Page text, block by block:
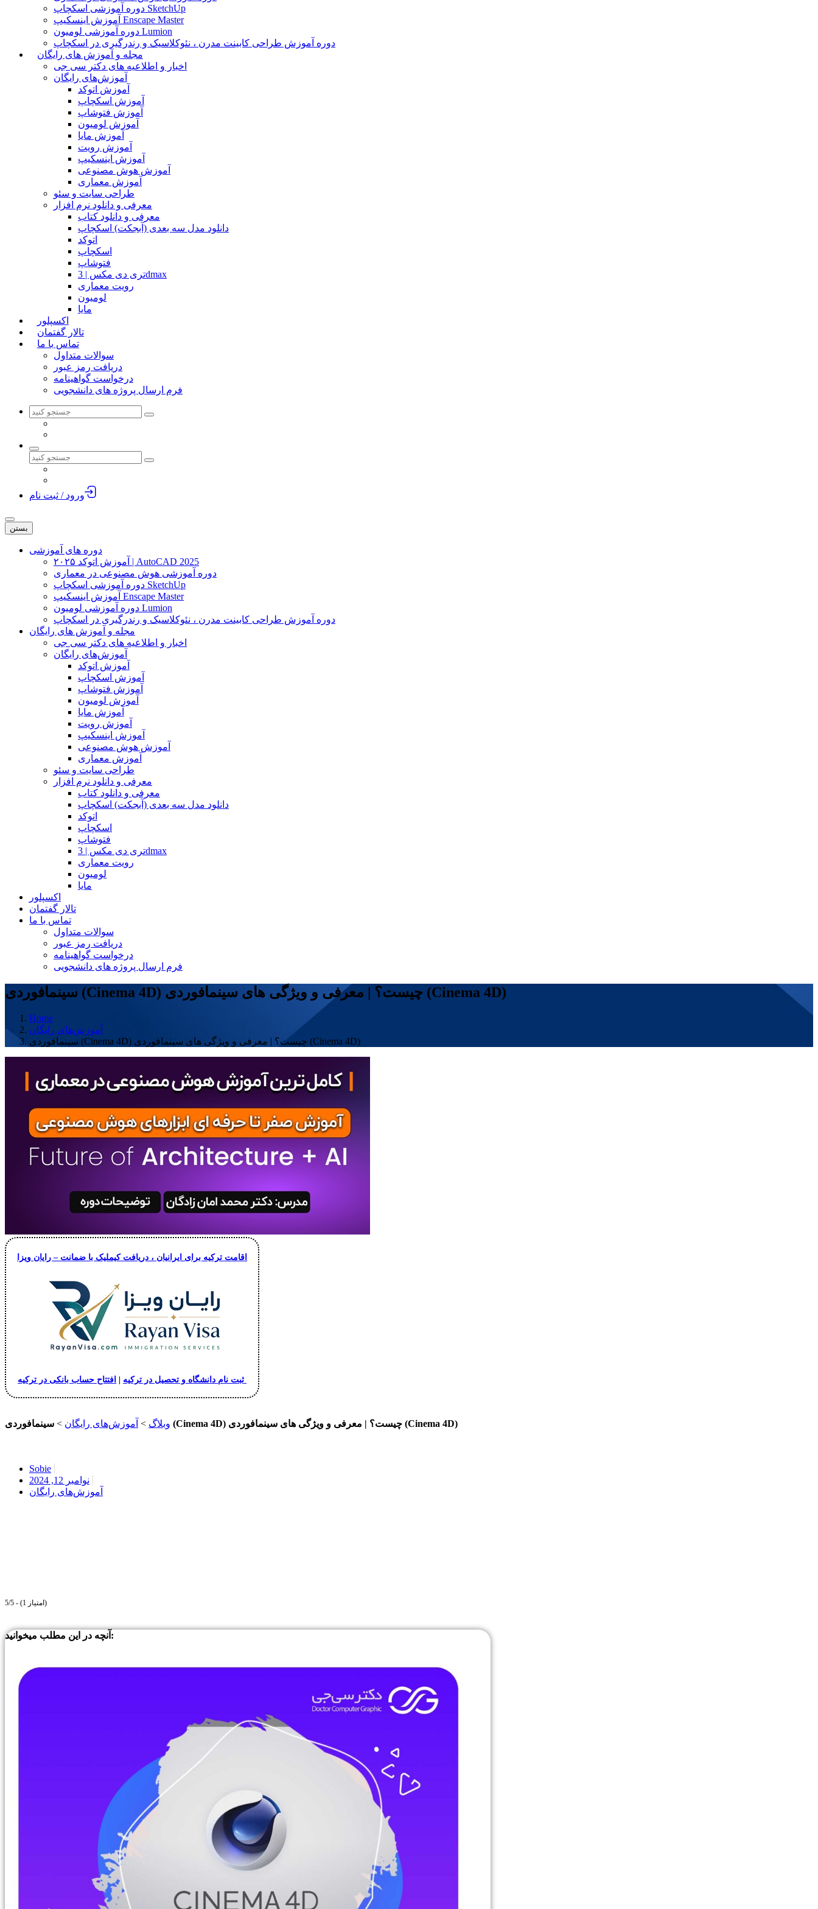
دوره آموزشی اسکچاپ SketchUp
آموزش اینسکیپ Enscape Master
دوره آموزشی لومیون Lumion
دوره آموزش طراحی کابینت مدرن ، نئوکلاسیک و رندرگیری در اسکچاپ
مجله و آموزش های رایگان
اخبار و اطلاعیه های دکتر سی جی
آموزش‌های رایگان
آموزش اتوکد
آموزش اسکچاپ
آموزش فتوشاپ
آموزش لومیون
آموزش مایا
آموزش رویت
آموزش اینسکیپ
آموزش هوش مصنوعی
آموزش معماری
طراحی سایت و سئو
معرفی و دانلود نرم افزار
معرفی و دانلود کتاب
دانلود مدل سه بعدی (آبجکت) اسکچاپ
اتوکد
اسکچاپ
فتوشاپ
تری دی مکس | 3dmax
رویت معماری
لومیون
مایا
اکسپلور
تالار گفتمان
تماس با ما
سوالات متداول
دریافت رمز عبور
درخواست گواهینامه
فرم ارسال پروژه های دانشجویی
ورود / ثبت نام
بستن
دوره های آموزشی
آموزش اتوکد ۲۰۲۵ | AutoCAD 2025
دوره آموزشی هوش مصنوعی در معماری
دوره آموزشی اسکچاپ SketchUp
آموزش اینسکیپ Enscape Master
دوره آموزشی لومیون Lumion
دوره آموزش طراحی کابینت مدرن ، نئوکلاسیک و رندرگیری در اسکچاپ
مجله و آموزش های رایگان
اخبار و اطلاعیه های دکتر سی جی
آموزش‌های رایگان
آموزش اتوکد
آموزش اسکچاپ
آموزش فتوشاپ
آموزش لومیون
آموزش مایا
آموزش رویت
آموزش اینسکیپ
آموزش هوش مصنوعی
آموزش معماری
طراحی سایت و سئو
معرفی و دانلود نرم افزار
معرفی و دانلود کتاب
دانلود مدل سه بعدی (آبجکت) اسکچاپ
اتوکد
اسکچاپ
فتوشاپ
تری دی مکس | 3dmax
رویت معماری
لومیون
مایا
اکسپلور
تالار گفتمان
تماس با ما
سوالات متداول
دریافت رمز عبور
درخواست گواهینامه
فرم ارسال پروژه های دانشجویی
سینمافوردی (Cinema 4D) چیست؟ | معرفی و ویژگی های سینمافوردی (Cinema 4D)
Home
آموزش‌های رایگان
سینمافوردی (Cinema 4D) چیست؟ | معرفی و ویژگی های سینمافوردی (Cinema 4D)
اقامت ترکیه برای ایرانیان ، دریافت کیملیک با ضمانت – رایان ویزا
ثبت نام دانشگاه و تحصیل در ترکیه
وبلاگ > آموزش‌های رایگان > سینمافوردی (Cinema 4D) چیست؟ | معرفی و ویژگی های سینمافوردی (Cinema 4D)
Sobie
نوامبر 12, 2024
آموزش‌های رایگان
5/5 - (1 امتیاز)
آنچه در این مطلب میخوانید: